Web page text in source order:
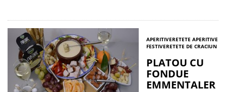
APERITIVERETETE APERITIVE
FESTIVERETETE DE CRACIUN
PLATOU CU
FONDUE
EMMENTALER